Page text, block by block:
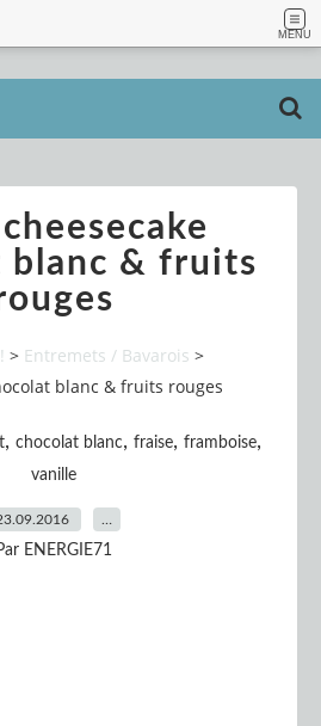
MENU
blanc & fruits
> Entremets / Bavarois >
blanc & fruits rouges
, chocolat blanc, fraise, framboise,
vanille
ENERGIE71